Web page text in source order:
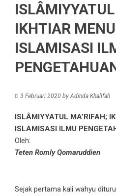
IKHTIAR
ISLAMISASI
3 Februari 2020 byAdinda Khalifah
ISLÂMIYYATUL MA’RIFAH;
ISLAMISASI ILMU
Oleh:
Teten Romly Qomaruddien
Sejak pertama kali wahyu